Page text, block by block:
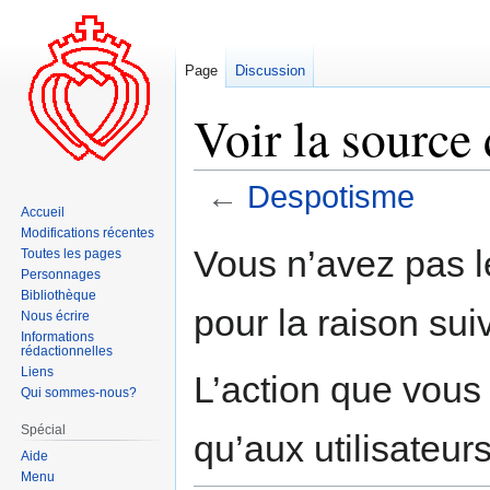
Voir la source
← Despotisme
à
navigation
à
recherche
Vous n’avez pas
pour la raison
L’action que
qu’aux
Page Discussion
Accueil
Modifications récentes
Toutes les pages
Personnages
Bibliothèque
Nous écrire
Informations
rédactionnelles
Liens
Qui sommes-nous?
Spécial
Aide
Menu